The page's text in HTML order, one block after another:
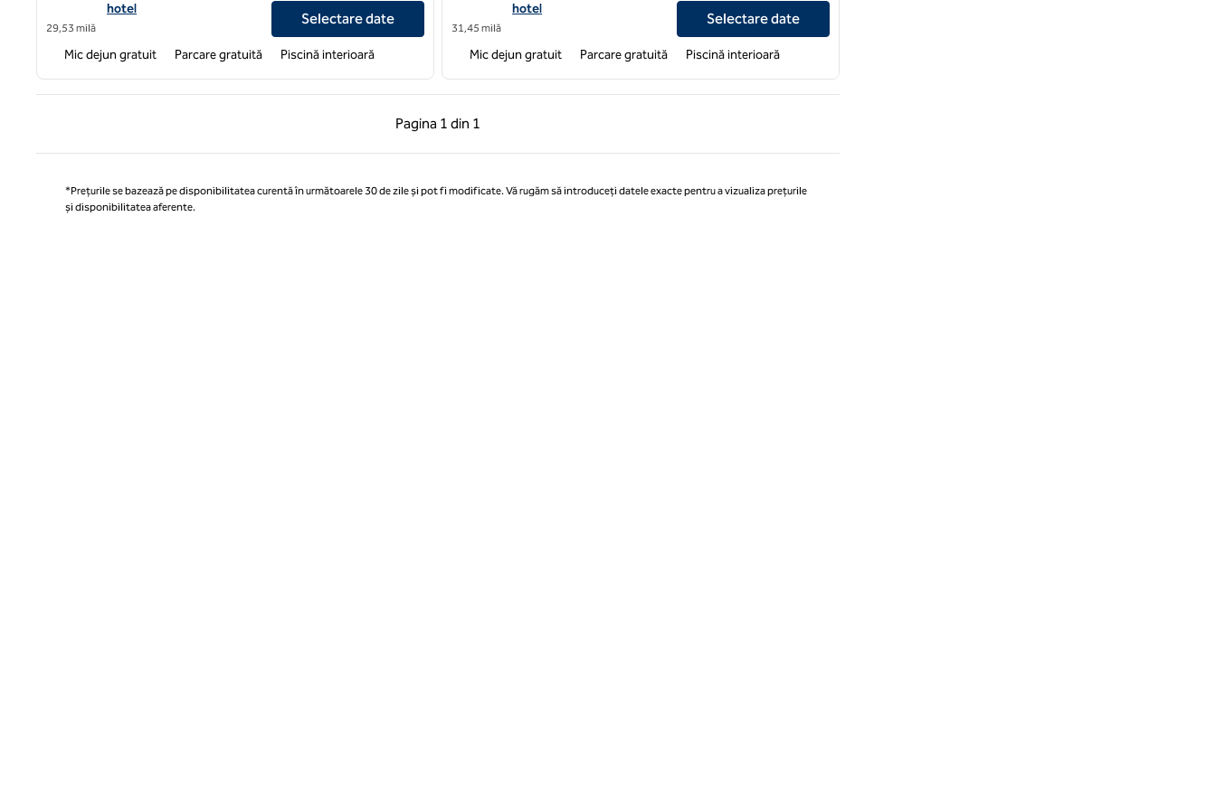
hotel
29,53 milă
Selectare date
Mic dejun gratuit Parcare gratuită Piscină interioară
hotel
31,45 milă
Selectare date
Mic dejun gratuit Parcare gratuită Piscină interioară
Pagina 1 din 1
Pagina anterioară, 1 din 1
Pagina 1 din 1
*Prețurile se bazează pe disponibilitatea curentă în următoarele 30 de zile și pot fi modificate. Vă rugăm să introduceți datele exacte pentru a vizualiza prețurile
și disponibilitatea aferente.